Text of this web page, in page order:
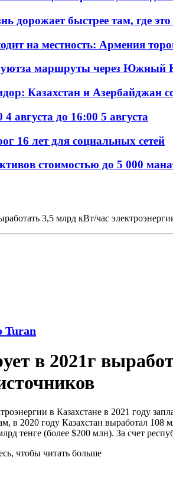
дорожает быстрее там, где это
на местность: Армения
маршруты через Южный
Казахстан и Азербайджан
августа до 16:00 5 августа
16 лет для социальных сетей
стоимостью до 5 000
3,5 млрд кВт/час
Turan
в 2021г
в Казахстане в 2021 году
в 2020 году Казахстан выработал
тенге (более $200 млн). За счет
чтобы читать больше